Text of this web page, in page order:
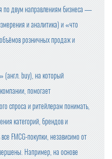
по двум направлениям бизнеса —
и аналитика) и «что
розничных продаж и
(англ. buy), на который
помогает
спроса и ритейлерам понимать,
категорий, брендов и
FMCG-покупки, независимо от
Например, на основе